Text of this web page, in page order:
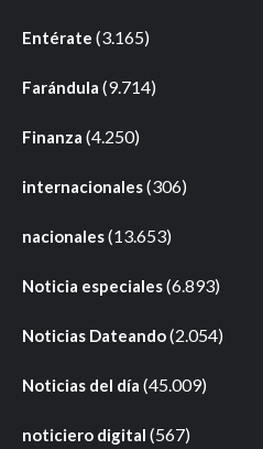
Entérate (3.165)
Farándula (9.714)
Finanza (4.250)
internacionales(306)
nacionales(13.653)
Noticia especiales(6.893)
Noticias Dateando(2.054)
Noticias del día (45.009)
noticiero digital (567)